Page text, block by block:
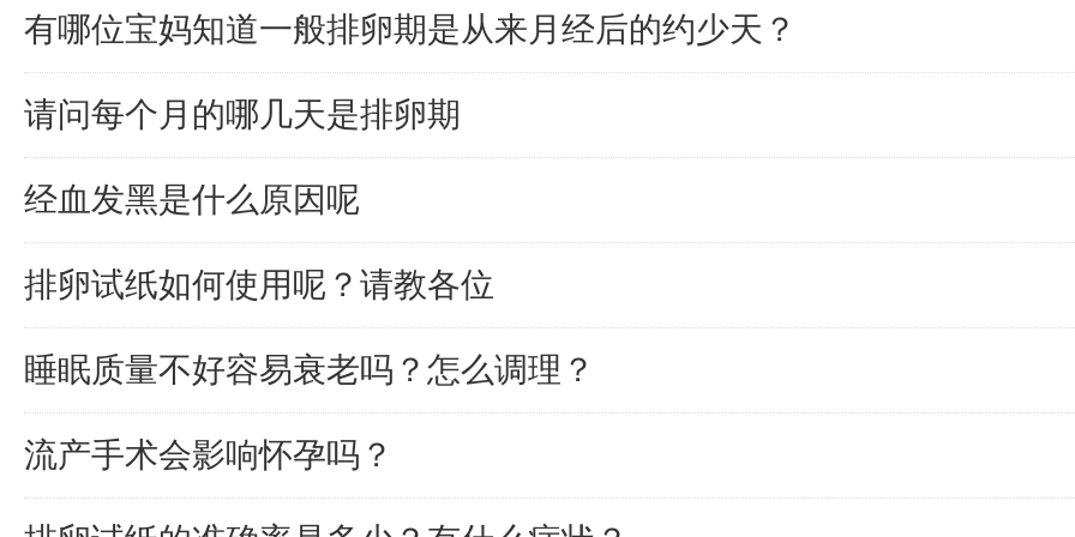
有哪位宝妈知道一般排卵期是从来月经后的约少天？
请问每个月的哪几天是排卵期
经血发黑是什么原因呢
排卵试纸如何使用呢？请教各位
睡眠质量不好容易衰老吗？怎么调理？
流产手术会影响怀孕吗？